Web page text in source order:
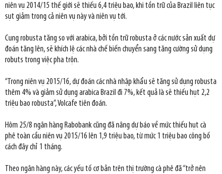
niên vụ 2014/15 thế giới sẽ thiếu 6,4 triệu bao, khi tồn trữ của Brazil liên tục
sụt giảm trong cả niên vụ này và niên vụ tới.
Cung robusta tăng so với arabica, bởi tồn trữ robusta ở các nước sản xuất dự
đoán tăng lên, sẽ khích lệ các nhà chế biến chuyển sang tăng cường sử dụng
robuts trong việc pha trộn.
“Trong niên vụ 2015/16, dự đoán các nhà nhập khẩu sẽ tăng sử dụng robusta
thêm 4% và giảm sử dụng arabica Brazil đi 7%, kết quả là sẽ thiếu hụt 2,2
triệu bao robusta”, Volcafe tiên đoán.
Hôm 25/8 ngân hàng Rabobank cũng đã nâng dự báo về mức thiếu hụt cà
phê toàn cầu niên vụ 2015/16 lên 1,9 triệu bao, từ mức 1 triệu bao công bố
cách đây chỉ 1 tháng.
Theo ngân hàng này, các yếu tố cơ bản trên thị trường cà phê đã “trở nên